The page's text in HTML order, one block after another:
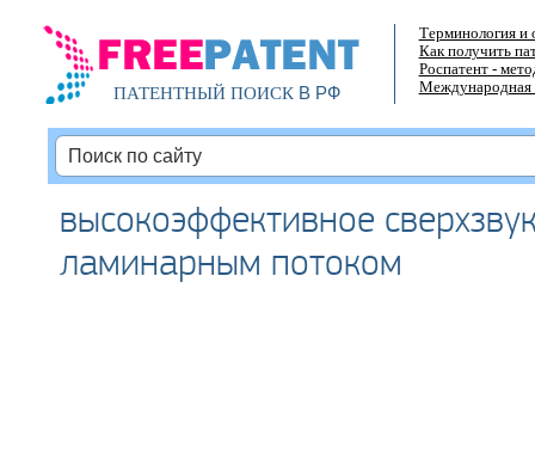
ПАТЕНТНЫЙ ПОИСКВ РФ
Терминология и
Как получить
Роспатент -
Международная
высокоэффективное
ламинарным потоком